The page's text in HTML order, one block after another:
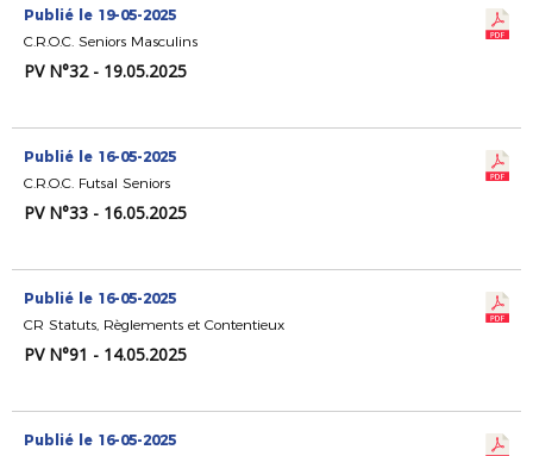
Publié le 19-05-2025
C.R.O.C. Seniors Masculins
PV N°32 - 19.05.2025
Publié le 16-05-2025
C.R.O.C. Futsal Seniors
PV N°33 - 16.05.2025
Publié le 16-05-2025
CR Statuts, Règlements et Contentieux
PV N°91 - 14.05.2025
Publié le 16-05-2025